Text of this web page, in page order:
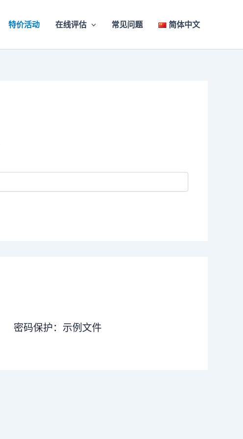
特价活动 在线评估 常见问题 简体中文
密码保护：示例文件